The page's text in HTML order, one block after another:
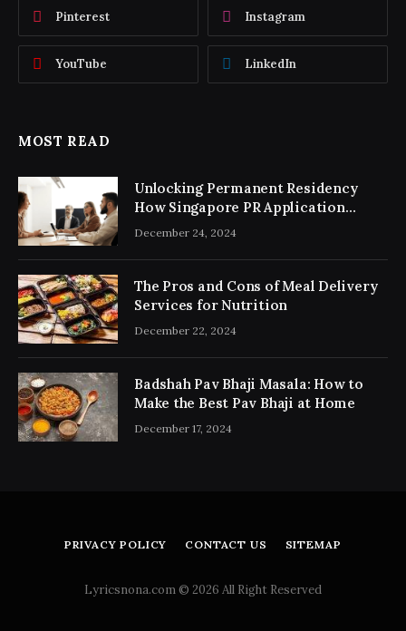
Pinterest Instagram
YouTube LinkedIn
MOST READ
Unlocking Permanent Residency
How Singapore PR Application
Consultancy Simplifies the Process
December 24, 2024
The Pros and Cons of Meal Delivery
Services for Nutrition
December 22, 2024
Badshah Pav Bhaji Masala: How to
Make the Best Pav Bhaji at Home
December 17, 2024
PRIVACY POLICY CONTACT US SITEMAP
Lyricsnona.com © 2026 All Right Reserved